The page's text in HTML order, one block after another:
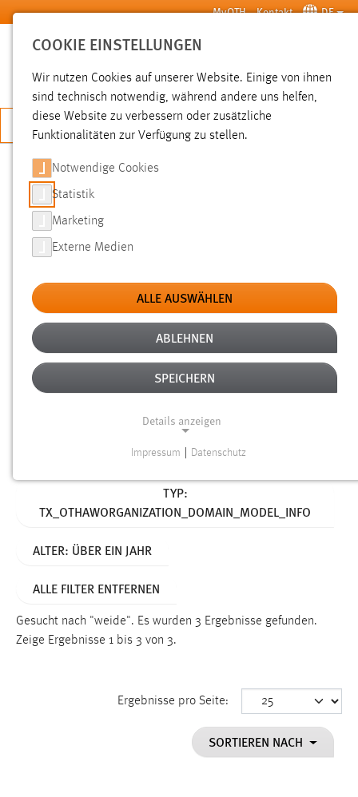
Zum Hauptinhalt springen MyOTH Kontakt DE
SUCHE
JETZT BEWERBEN
SUCHE
FILTER
Typ
Erstellungsdatum
Alter
TYP:
TX_OTHAWORGANIZATION_DOMAIN_MODEL_INFO
ALTER: ÜBER EIN JAHR
ALLE FILTER ENTFERNEN
Gesucht nach "weide". Es wurden 3 Ergebnisse gefunden.
Zeige Ergebnisse 1 bis 3 von 3.
Ergebnisse pro Seite:
SORTIEREN NACH
COOKIE EINSTELLUNGEN
Wir nutzen Cookies auf unserer Website. Einige von ihnen
sind technisch notwendig, während andere uns helfen,
diese Website zu verbessern oder zusätzliche
Funktionalitäten zur Verfügung zu stellen.
Notwendige Cookies
Statistik
Marketing
Externe Medien
ALLE AUSWÄHLEN
ABLEHNEN
SPEICHERN
Details anzeigen
Notwendige Cookies ermöglichen grundlegende
Funktionen und sind für die einwandfreie Funktion der
cookie_consent
Zweck:
Cookie Laufzeit:
Impressum Datenschutz